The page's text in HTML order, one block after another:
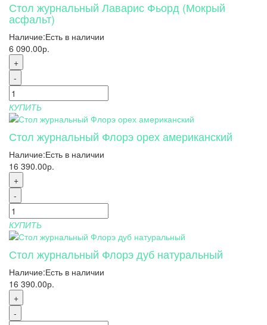
Стол журнальный Лаварис Фьорд (Мокрый
асфальт)
Наличие:Есть в наличии
6 090.00р.
+
-
КУПИТЬ
Стол журнальный Флорэ орех американский
Наличие:Есть в наличии
16 390.00р.
+
-
КУПИТЬ
Стол журнальный Флорэ дуб натуральный
Наличие:Есть в наличии
16 390.00р.
+
-